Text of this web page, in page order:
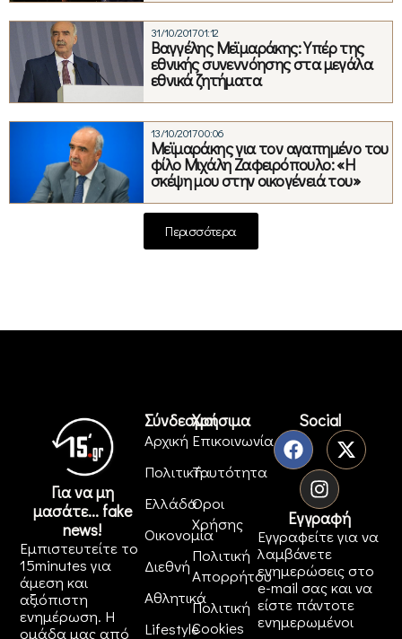
31/10/2017 01:12
Βαγγέλης Μεϊμαράκης: Υπέρ της
εθνικής συνεννόησης στα μεγάλα
εθνικά ζητήματα
13/10/2017 00:06
Μεϊμαράκης για τον αγαπημένο του
φίλο Μιχάλη Ζαφειρόπουλο: «Η
σκέψη μου στην οικογένειά του»
Περισσότερα
Για να μη
μασάτε... fake
news!
Εμπιστευτείτε το
15minutes για
άμεση και
αξιόπιστη
ενημέρωση. Η
ομάδα μας από
Σύνδεσμοι
Αρχική
Πολιτική
Ελλάδα
Οικονομία
Διεθνή
Αθλητικά
Lifestyle
Χρήσιμα
Επικοινωνία
Ταυτότητα
Όροι
Χρήσης
Πολιτική
Απορρήτου
Πολιτική
Cookies
Social
Εγγραφή
Εγγραφείτε για να
λαμβάνετε
ενημερώσεις στο
e-mail σας και να
είστε πάντοτε
ενημερωμένοι